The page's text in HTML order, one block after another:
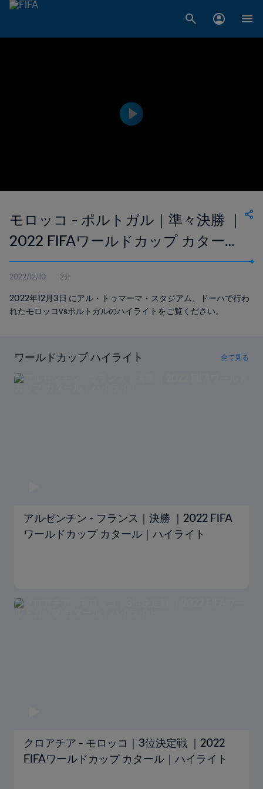
モロッコ - ポルトガル｜準々決勝 ｜
2022 FIFAワールドカップ カタール
｜ハイライト
2022/12/10 2分
2022年12月3日 にアル・トゥマーマ・スタジアム、ドーハで行わ
れたモロッコvsポルトガルのハイライトをご覧ください。
ワールドカップ ハイライト 全て見る
アルゼンチン - フランス｜決勝 ｜2022 FIFA
ワールドカップ カタール｜ハイライト
クロアチア - モロッコ｜3位決定戦 ｜2022
FIFAワールドカップ カタール｜ハイライト